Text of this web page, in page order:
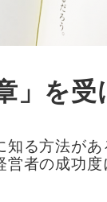
」を
知る方法が
営者の成功